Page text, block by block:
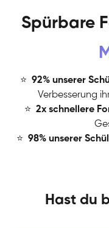
Spürbare
⭐ 92% unserer
Verbesserung
⭐ 2x schnellere
⭐ 98% unserer
Hast du